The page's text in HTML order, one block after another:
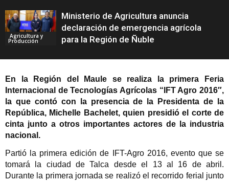
Agricultura y
Producción
Ministerio de Agricultura anuncia
declaración de emergencia agrícola
para la Región de Ñuble
En la Región del Maule se realiza la primera Feria
Internacional de Tecnologías Agrícolas “IFT Agro 2016″,
la que contó con la presencia de la Presidenta de la
República, Michelle Bachelet, quien presidió el corte de
cinta junto a otros importantes actores de la industria
nacional.
Partió la primera edición de IFT-Agro 2016, evento que se
tomará la ciudad de Talca desde el 13 al 16 de abril.
Durante la primera jornada se realizó el recorrido ferial junto